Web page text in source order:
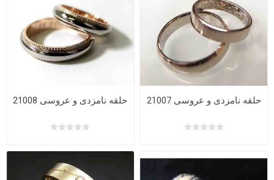
حلقه نامزدی و عروسی 21007 حلقه نامزدی و عروسی 21008